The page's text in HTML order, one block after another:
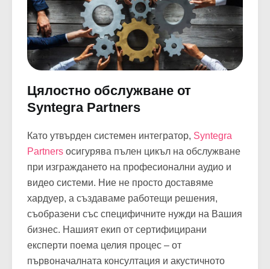
Syntegra Partners
Като утвърден системен интегратор,Syntegra
Partnersосигурява пълен цикъл на обслужване
при изграждането на професионални аудио и
видео системи. Ние не просто доставяме
хардуер, а създаваме работещи решения,
съобразени със специфичните нужди на Вашия
бизнес. Нашият екип от сертифицирани